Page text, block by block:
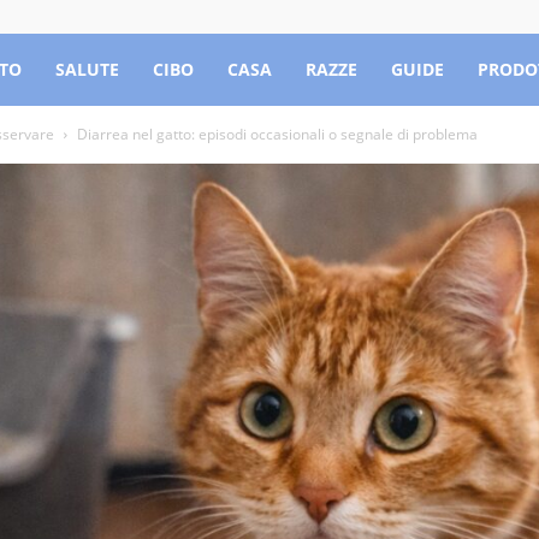
SALUTE CIBO CASA RAZZE GUIDE
Diarrea nel gatto: episodi occasionali o segnale di problema